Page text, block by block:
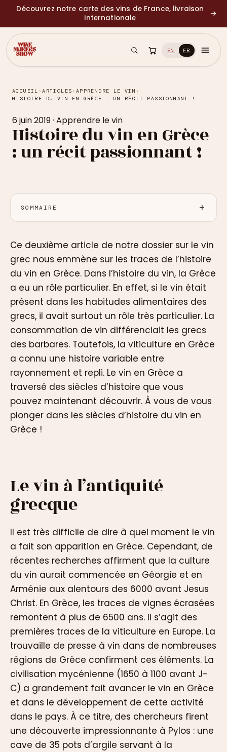
Découvrez notre carte des vins de France, livraison
internationale
→
EN FR
ACCUEIL ›ARTICLES › APPRENDRE LE VIN ›
HISTOIRE DU VIN EN GRÈCE : UN RÉCIT PASSIONNANT !
6 juin 2019· Apprendre le vin
Histoire du vin en Grèce
: un récit passionnant !
SOMMAIRE
Ce deuxième article de notre dossier sur le vin
grec nous emmène sur les traces de l’histoire
du vin en Grèce. Dans l’histoire du vin, la Grèce
a eu un rôle particulier. En effet, si le vin était
présent dans les habitudes alimentaires des
grecs, il avait surtout un rôle très particulier. La
consommation de vin différenciait les grecs
des barbares. Toutefois, la viticulture en Grèce
a connu une histoire variable entre
rayonnement et repli. Le vin en Grèce a
traversé des siècles d’histoire que vous
pouvez maintenant découvrir. À vous de vous
plonger dans les siècles d’histoire du vin en
Grèce !
Le vin à l’antiquité
grecque
Il est très difficile de dire à quel moment le vin
a fait son apparition en Grèce. Cependant, de
récentes recherches affirment que la culture
du vin aurait commencée en Géorgie et en
Arménie aux alentours des 6000 avant Jesus
Christ. En Grèce, les traces de vignes écrasées
remontent à plus de 6500 ans. Il s’agit des
premières traces de la viticulture en Europe. La
trouvaille de presse à vin dans de nombreuses
régions de Grèce confirment ces éléments. La
civilisation mycénienne (1650 à 1100 avant J-
C) a grandement fait avancer le vin en Grèce
et dans le développement de cette activité
dans le pays. À ce titre, des chercheurs firent
une découverte impressionnante à Pylos : une
cave de 35 pots d’argile servant à la